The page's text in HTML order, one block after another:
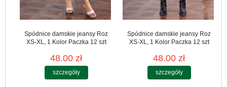
Spódnice damskie jeansy Roz
XS-XL, 1 Kolor Paczka 12 szt
48.00 zł
szczegóły
Spódnice damskie jeansy Roz
XS-XL, 1 Kolor Paczka 12 szt
48.00 zł
szczegóły